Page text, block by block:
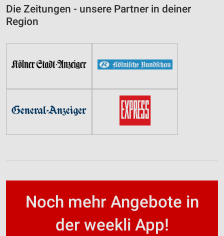
Die Zeitungen - unsere Partner in deiner
Region
Noch mehr Angebote in
der weekli App!